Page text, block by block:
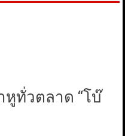
หูทั่วตลาด “โบ๊